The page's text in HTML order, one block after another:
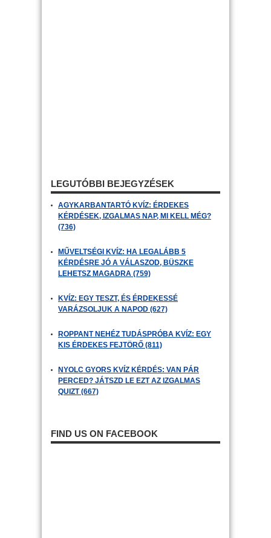
LEGUTÓBBI BEJEGYZÉSEK
AGYKARBANTARTÓ KVÍZ: ÉRDEKES
KÉRDÉSEK, IZGALMAS NAP, MI KELL MÉG?
(736)
MŰVELTSÉGI KVÍZ: HA LEGALÁBB 5
KÉRDÉSRE JÓ A VÁLASZOD, BÜSZKE
LEHETSZ MAGADRA (759)
KVÍZ: EGY TESZT, ÉS ÉRDEKESSÉ
VARÁZSOLJUK A NAPOD (627)
ROPPANT NEHÉZ TUDÁSPRÓBA KVÍZ: EGY
KIS ÉRDEKES FEJTÖRŐ (811)
NYOLC GYORS KVÍZ KÉRDÉS: VAN PÁR
PERCED? JÁTSZD LE EZT AZ IZGALMAS
QUIZT (667)
FIND US ON FACEBOOK